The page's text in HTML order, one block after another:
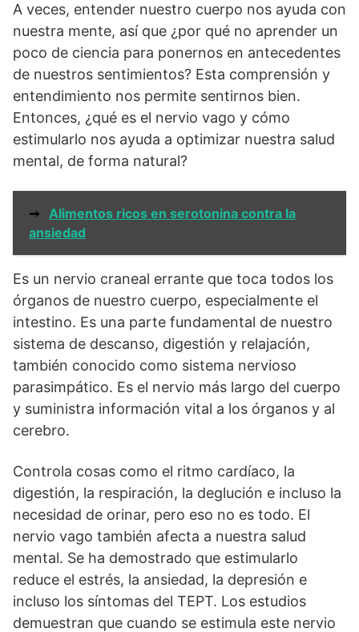
A veces, entender nuestro cuerpo nos ayuda con
nuestra mente, así que ¿por qué no aprender un
poco de ciencia para ponernos en antecedentes
de nuestros sentimientos? Esta comprensión y
entendimiento nos permite sentirnos bien.
Entonces, ¿qué es el nervio vago y cómo
estimularlo nos ayuda a optimizar nuestra salud
mental, de forma natural?
➞ Alimentos ricos en serotonina contra la
ansiedad
Es un nervio craneal errante que toca todos los
órganos de nuestro cuerpo, especialmente el
intestino. Es una parte fundamental de nuestro
sistema de descanso, digestión y relajación,
también conocido como sistema nervioso
parasimpático. Es el nervio más largo del cuerpo
y suministra información vital a los órganos y al
cerebro.
Controla cosas como el ritmo cardíaco, la
digestión, la respiración, la deglución e incluso la
necesidad de orinar, pero eso no es todo. El
nervio vago también afecta a nuestra salud
mental. Se ha demostrado que estimularlo
reduce el estrés, la ansiedad, la depresión e
incluso los síntomas del TEPT. Los estudios
demuestran que cuando se estimula este nervio